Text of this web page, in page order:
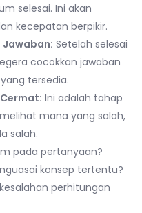
selesai. Ini akan
kecepatan berpikir.
Jawaban: Setelah selesai
cocokkan jawaban
tersedia.
Ini adalah tahap
mana yang salah,
salah.
pada pertanyaan?
konsep tertentu?
perhitungan